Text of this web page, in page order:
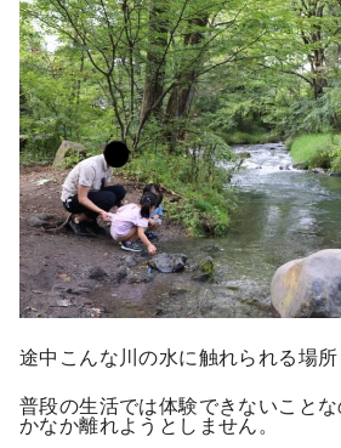
途中こんな川の水に触れられる場所
普段の生活では体験できないこと
かなか離れようとしません。